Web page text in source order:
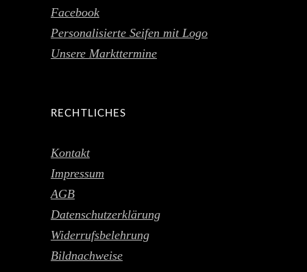
Facebook
Personalisierte Seifen mit Logo
Unsere Markttermine
RECHTLICHES
Kontakt
Impressum
AGB
Datenschutzerklärung
Widerrufsbelehrung
Bildnachweise